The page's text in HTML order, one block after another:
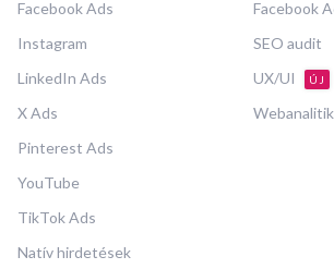
Facebook Ads
Instagram
LinkedIn Ads
X Ads
Pinterest Ads
YouTube
TikTok Ads
Natív hirdetések
Facebook
SEO audit
UX/UI
ÚJ